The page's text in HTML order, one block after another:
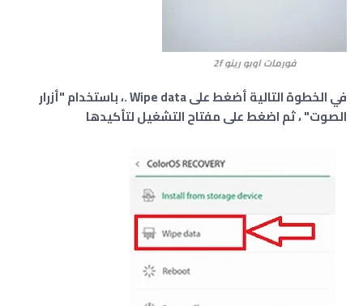
فورمات اوبو رينو 2f
في الخطوة التالية أضغط على Wipe data .، باستخدام "أزرار
الصوت" ، ثم اضغط على مفتاح التشغيل لتأكيدها